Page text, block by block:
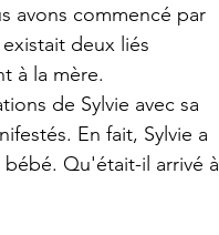
avons commencé par
deux liés
à la mère.
de Sylvie avec sa
En fait, Sylvie a
Qu'était-il arrivé à